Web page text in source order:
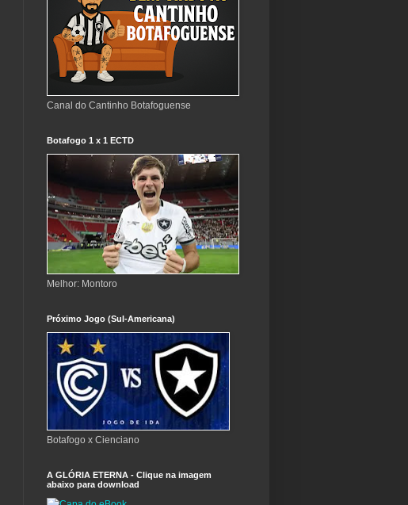
Canal do Cantinho Botafoguense
Botafogo 1 x 1 ECTD
Melhor: Montoro
Próximo Jogo (Sul-Americana)
Botafogo x Cienciano
A GLÓRIA ETERNA - Clique na imagem
abaixo para download